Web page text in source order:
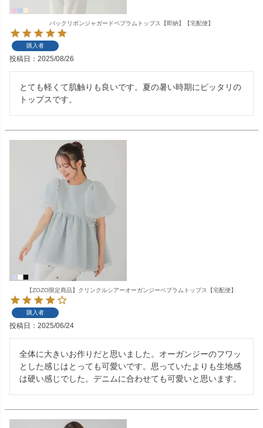
バックリボンジャガードペプラムトップス【即納】【宅配便】
購入者
投稿日 2025/08/26
とても軽くて肌触りも良いです。夏の暑い時期にピッタリの
トップスです。
【ZOZO限定商品】クリンクルシアーオーガンジーペプラムトップス【宅配便】
購入者
投稿日 2025/06/24
全体に大きいお作りだと思いました。オーガンジーのフワッ
とした感じはとっても可愛いです。思っていたよりも生地感
は硬い感じでした。デニムに合わせても可愛いと思います。